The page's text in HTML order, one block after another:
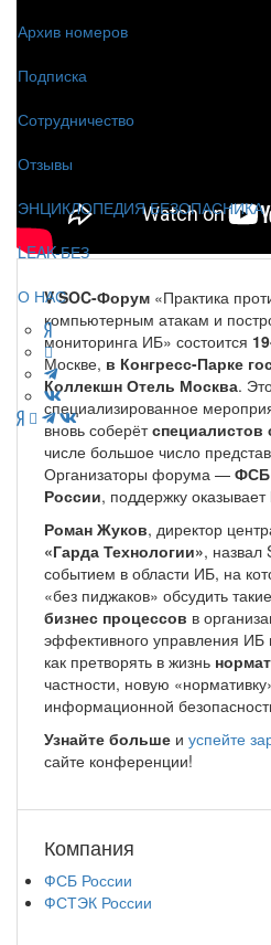
Архив номеров
Подписка
Сотрудничество
Отзывы
ЭНЦИКЛОПЕДИЯ БЕЗОПАСНИКА
LEAK-БЕЗ
О НАСV SOC-Форум «Практика
компьютерным атакам и
мониторинга ИБ» состоится
Москве, в Конгресс-Парке
Коллекшн Отель Москва.
специализированное
вновь соберётспециалистов
числе большое число
Организаторы форума — ФСБ
России, поддержку оказывает
Роман Жуков, директор
«Гарда Технологии», назвал
событием в области ИБ, на
«без пиджаков» обсудить
бизнес процессов в
эффективного управления ИБ
как претворять в жизнь
частности, новую
информационной
Узнайте больше и успейте
сайте конференции!
Компания
ФСБ России
ФСТЭК России